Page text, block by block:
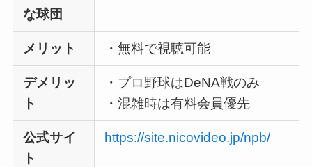
な球団
メリット ・無料で視聴可能
デメリッ
ト
・プロ野球はDeNA戦のみ
・混雑時は有料会員優先
公式サイ
ト
https://site.nicovideo.jp/npb/